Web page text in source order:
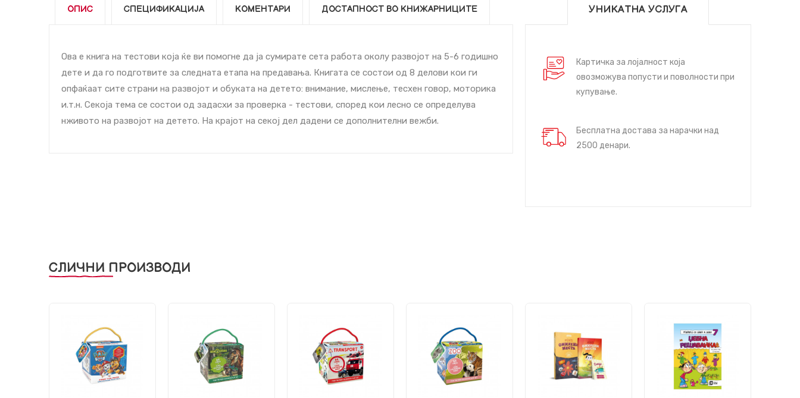
ОПИС СПЕЦИФИКАЦИЈА КОМЕНТАРИ ДОСТАПНОСТ ВО КНИЖАРНИЦИТЕ
Ова е книга на тестови која ќе ви помогне да ја сумирате сета работа околу развојот на 5-6 годишно
дете и да го подготвите за следната етапа на предавања. Книгата се состои од 8 делови кои ги
опфаќаат сите страни на развојот и обуката на детето: внимание, мислење, теcхен говор, моторика
и.т.н. Секоја тема се состои од задаcхи за проверка - тестови, според кои лесно се определува
нживото на развојот на детето. На крајот на секој дел дадени се дополнителни вежби.
УНИКАТНА УСЛУГА
Картичка за лојалност која
овозможува попусти и поволности при
купување.
Бесплатна достава за нарачки над
2500 денари.
СЛИЧНИ ПРОИЗВОДИ